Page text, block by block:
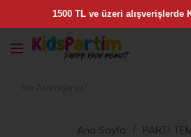
Ana Sayfa
PARTİ